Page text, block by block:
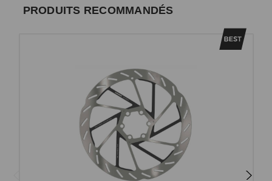
PRODUITS RECOMMANDÉS